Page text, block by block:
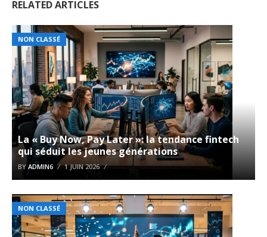
RELATED ARTICLES
NON CLASSÉ
La « Buy Now, Pay Later »: la tendance fintech
qui séduit les jeunes générations
BY ADMIN6 1 JUIN 2026
NON CLASSÉ